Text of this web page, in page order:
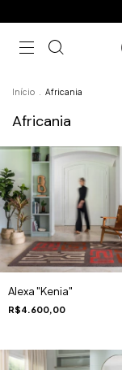
Início Africania
Africania
Alexa "Kenia"
R$4.600,00